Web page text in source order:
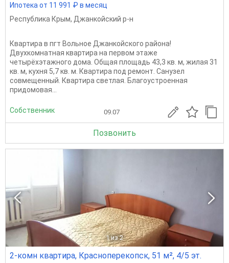
Ипотека от 11 991 ₽ в месяц
Республика Крым, Джанкойский р-н
Квартира в пгт Вольное Джанкойского района!
Двухкомнатная квартира на первом этаже
четырёхэтажного дома. Общая площадь 43,3 кв. м, жилая 31
кв. м, кухня 5,7 кв. м. Квартира под ремонт. Санузел
совмещенный. Квартира светлая. Благоустроенная
придомовая...
Собственник 09.07
Позвонить
1 из 2
2-комн квартира, Красноперекопск, 51 м², 4/5 эт.